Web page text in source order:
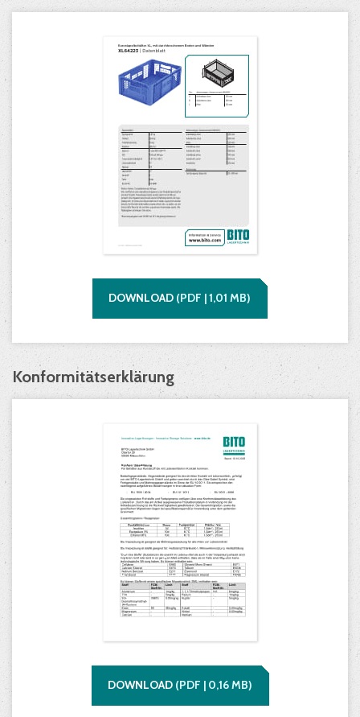
DOWNLOAD (PDF |1,01 MB)
Konformitätserklärung
DOWNLOAD (PDF | 0,16MB)